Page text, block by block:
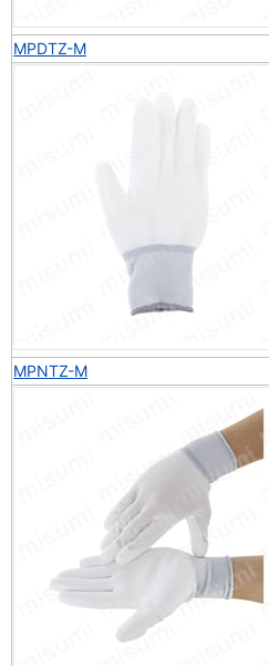
MPDTZ-M
MPNTZ-M